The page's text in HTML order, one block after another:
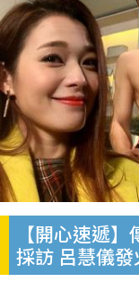
【開心速遞
採訪 呂慧儀